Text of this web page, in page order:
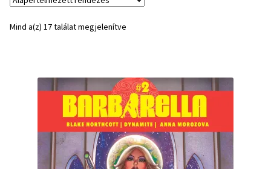
Mind a(z) 17 találat megjelenítve